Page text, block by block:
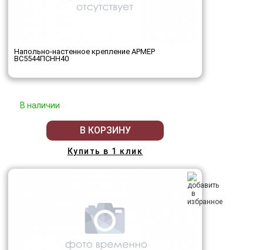
Напольно-настенное крепление АРМЕР
ВС5544ПСНН40
В наличии
В КОРЗИНУ
Купить в 1 клик